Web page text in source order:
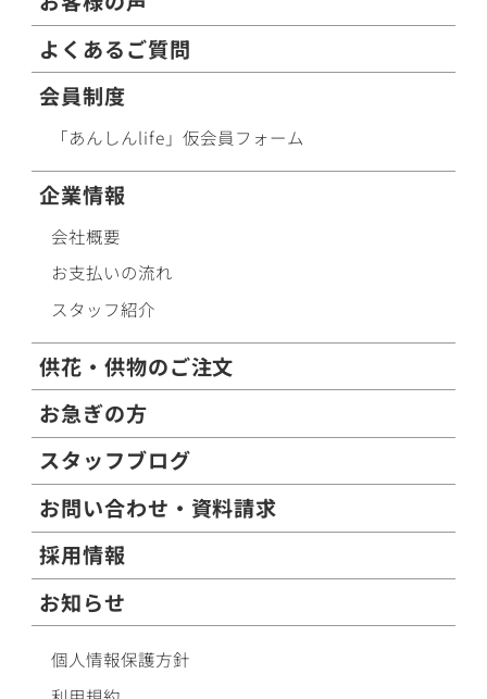
よくあるご質問
会員制度
「あんしんlife」仮会員フォーム
企業情報
会社概要
お支払いの流れ
スタッフ紹介
供花・供物のご注文
お急ぎの方
スタッフブログ
お問い合わせ・資料請求
採用情報
お知らせ
個人情報保護方針